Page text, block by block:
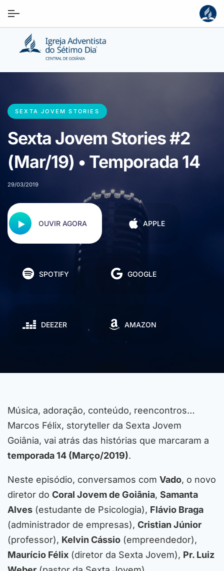
SEXTA JOVEM STORIES
Sexta Jovem Stories #2
(Mar/19) • Temporada 14
29/03/2019
OUVIR AGORA APPLE
SPOTIFY GOOGLE
DEEZER AMAZON
Música, adoração, conteúdo, reencontros…
Marcos Félix, storyteller da Sexta Jovem
Goiânia, vai atrás das histórias que marcaram a
temporada 14 (Março/2019).
Neste episódio, conversamos com Vado, o novo
diretor do Coral Jovem de Goiânia, Samanta
Alves (estudante de Psicologia), Flávio Braga
(administrador de empresas), Cristian Júnior
(professor), Kelvin Cássio (empreendedor),
Maurício Félix (diretor da Sexta Jovem), Pr. Luiz